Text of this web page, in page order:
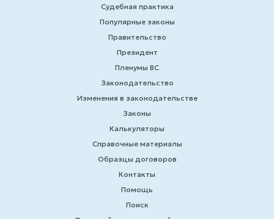
Судебная практика
Популярные законы
Правительство
Президент
Пленумы ВС
Законодательство
Изменения в законодательстве
Законы
Калькуляторы
Справочные материалы
Образцы договоров
Контакты
Помощь
Поиск